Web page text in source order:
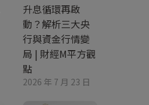
升息循環再啟
動？解析三大央
行與資金行情變
局 | 財經M平方觀
點
2026 年 7 月 23 日